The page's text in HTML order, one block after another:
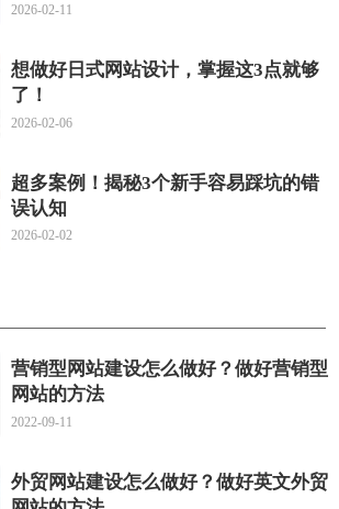
2026-02-11
想做好日式网站设计，掌握这3点就够
了！
2026-02-06
超多案例！揭秘3个新手容易踩坑的错
误认知
2026-02-02
营销型网站建设怎么做好？做好营销型
网站的方法
2022-09-11
外贸网站建设怎么做好？做好英文外贸